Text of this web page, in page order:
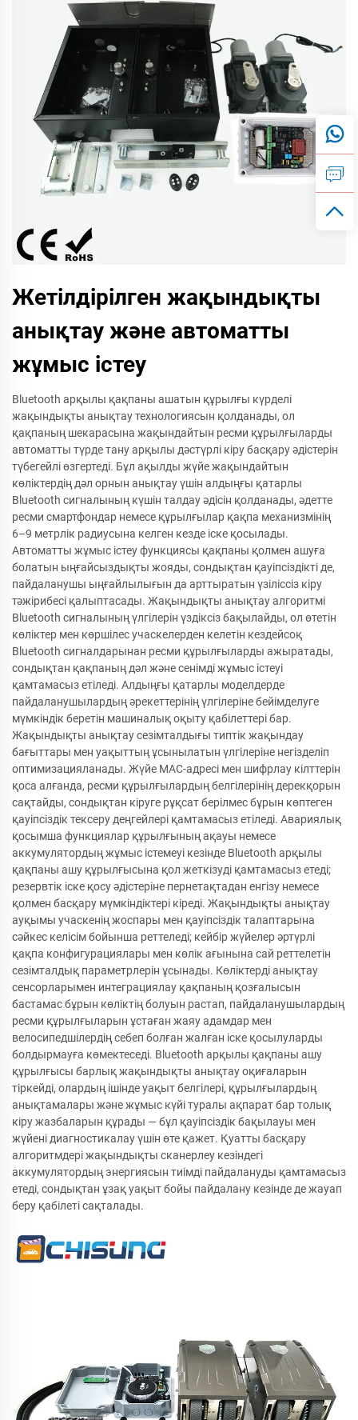
Жетілдірілген жақындықты
анықтау және автоматты
жұмыс істеу
Bluetooth арқылы қақпаны ашатын құрылғы күрделі
жақындықты анықтау технологиясын қолданады, ол
қақпаның шекарасына жақындайтын ресми құрылғыларды
автоматты түрде тану арқылы дәстүрлі кіру басқару әдістерін
түбегейлі өзгертеді. Бұл ақылды жүйе жақындайтын
көліктердің дәл орнын анықтау үшін алдыңғы қатарлы
Bluetooth сигналының күшін талдау әдісін қолданады, әдетте
ресми смартфондар немесе құрылғылар қақпа механизмінің
6–9 метрлік радиусына келген кезде іске қосылады.
Автоматты жұмыс істеу функциясы қақпаны қолмен ашуға
болатын ыңғайсыздықты жояды, сондықтан қауіпсіздікті де,
пайдаланушы ыңғайлылығын да арттыратын үзіліссіз кіру
тәжірибесі қалыптасады. Жақындықты анықтау алгоритмі
Bluetooth сигналының үлгілерін үздіксіз бақылайды, ол өтетін
көліктер мен көршілес учаскелерден келетін кездейсоқ
Bluetooth сигналдарынан ресми құрылғыларды ажыратады,
сондықтан қақпаның дәл және сенімді жұмыс істеуі
қамтамасыз етіледі. Алдыңғы қатарлы моделдерде
пайдаланушылардың әрекеттерінің үлгілеріне бейімделуге
мүмкіндік беретін машиналық оқыту қабілеттері бар.
Жақындықты анықтау сезімталдығы типтік жақындау
бағыттары мен уақыттың ұсынылатын үлгілеріне негізделіп
оптимизацияланады. Жүйе MAC-адресі мен шифрлау кілттерін
қоса алғанда, ресми құрылғылардың белгілерінің дерекқорын
сақтайды, сондықтан кіруге рұқсат берілмес бұрын көптеген
қауіпсіздік тексеру деңгейлері қамтамасыз етіледі. Авариялық
қосымша функциялар құрылғының ақауы немесе
аккумулятордың жұмыс істемеуі кезінде Bluetooth арқылы
қақпаны ашу құрылғысына қол жеткізуді қамтамасыз етеді;
резервтік іске қосу әдістеріне пернетақтадан енгізу немесе
қолмен басқару мүмкіндіктері кіреді. Жақындықты анықтау
ауқымы учаскенің жоспары мен қауіпсіздік талаптарына
сәйкес келісім бойынша реттеледі; кейбір жүйелер әртүрлі
қақпа конфигурациялары мен көлік ағынына сай реттелетін
сезімталдық параметрлерін ұсынады. Көліктерді анықтау
сенсорларымен интеграциялау қақпаның қозғалысын
бастамас бұрын көліктің болуын растап, пайдаланушылардың
ресми құрылғыларын ұстаған жаяу адамдар мен
велосипедшілердің себеп болған жалған іске қосылуларды
болдырмауға көмектеседі. Bluetooth арқылы қақпаны ашу
құрылғысы барлық жақындықты анықтау оқиғаларын
тіркейді, олардың ішінде уақыт белгілері, құрылғылардың
анықтамалары және жұмыс күйі туралы ақпарат бар толық
кіру жазбаларын құрады — бұл қауіпсіздік бақылауы мен
жүйені диагностикалау үшін өте қажет. Қуатты басқару
алгоритмдері жақындықты сканерлеу кезіндегі
аккумулятордың энергиясын тиімді пайдалануды қамтамасыз
етеді, сондықтан ұзақ уақыт бойы пайдалану кезінде де жауап
беру қабілеті сақталады.